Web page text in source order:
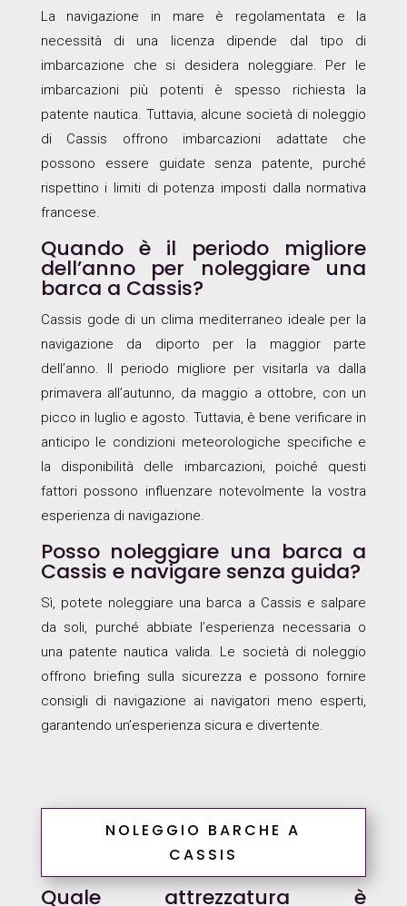
La navigazione in mare è regolamentata e la
necessità di una licenza dipende dal tipo di
imbarcazione che si desidera noleggiare. Per le
imbarcazioni più potenti è spesso richiesta la
patente nautica. Tuttavia, alcune società di noleggio
di Cassis offrono imbarcazioni adattate che
possono essere guidate senza patente, purché
rispettino i limiti di potenza imposti dalla normativa
francese.
Quando è il periodo migliore
dell’anno per noleggiare una
barca a Cassis?
Cassis gode di un clima mediterraneo ideale per la
navigazione da diporto per la maggior parte
dell’anno. Il periodo migliore per visitarla va dalla
primavera all’autunno, da maggio a ottobre, con un
picco in luglio e agosto. Tuttavia, è bene verificare in
anticipo le condizioni meteorologiche specifiche e
la disponibilità delle imbarcazioni, poiché questi
fattori possono influenzare notevolmente la vostra
esperienza di navigazione.
Posso noleggiare una barca a
Cassis e navigare senza guida?
Sì, potete noleggiare una barca a Cassis e salpare
da soli, purché abbiate l’esperienza necessaria o
una patente nautica valida. Le società di noleggio
offrono briefing sulla sicurezza e possono fornire
consigli di navigazione ai navigatori meno esperti,
garantendo un’esperienza sicura e divertente.
NOLEGGIO BARCHE A
CASSIS
Quale attrezzatura è